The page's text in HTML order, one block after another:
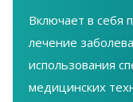
Включает в себя
лечение
использования
медицинских